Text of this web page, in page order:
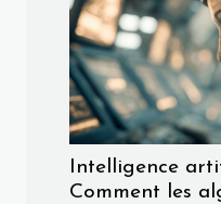
Intelligence
Comment les